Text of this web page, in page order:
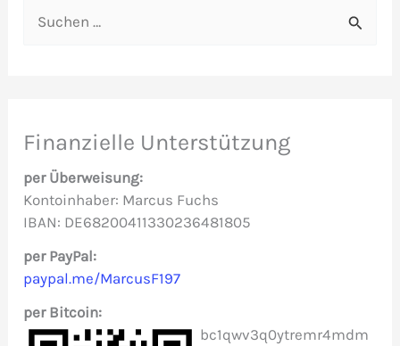
e
n
a
c
h
:
Finanzielle Unterstützung
per Überweisung:
Kontoinhaber: Marcus Fuchs
IBAN: DE68200411330236481805
per PayPal:
paypal.me/MarcusF197
per Bitcoin:
bc1qwv3q0ytremr4mdm